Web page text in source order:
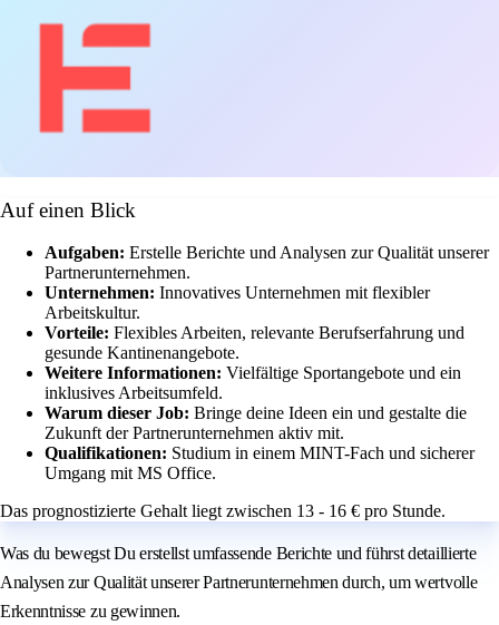
Auf einen Blick
Aufgaben: Erstelle Berichte und Analysen zur Qualität unserer
Partnerunternehmen.
Unternehmen: Innovatives Unternehmen mit flexibler
Arbeitskultur.
Vorteile: Flexibles Arbeiten, relevante Berufserfahrung und
gesunde Kantinenangebote.
Weitere Informationen: Vielfältige Sportangebote und ein
inklusives Arbeitsumfeld.
Warum dieser Job: Bringe deine Ideen ein und gestalte die
Zukunft der Partnerunternehmen aktiv mit.
Qualifikationen: Studium in einem MINT-Fach und sicherer
Umgang mit MS Office.
Das prognostizierte Gehalt liegt zwischen 13 - 16 € pro Stunde.
Was du bewegst Du erstellst umfassende Berichte und führst detaillierte
Analysen zur Qualität unserer Partnerunternehmen durch, um wertvolle
Erkenntnisse zu gewinnen.